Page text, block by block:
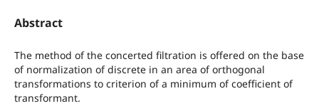
Abstract
The method of the concerted filtration is offered on the base
of normalization of discrete in an area of orthogonal
transformations to criterion of a minimum of coefficient of
transformant.